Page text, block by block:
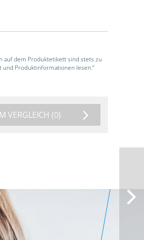
auf dem Produktetikett sind stets zu
und Produktinformationen lesen.“
VERGLEICH (0)